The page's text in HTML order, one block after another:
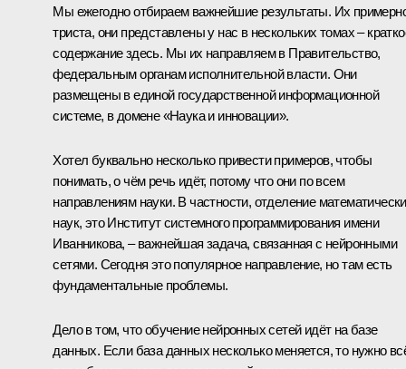
Мы ежегодно отбираем важнейшие результаты. Их
триста, они представлены у нас в нескольких томах –
содержание здесь. Мы их направляем в Правительство,
федеральным органам исполнительной власти. Они
размещены в единой государственной информационной
системе, в домене «Наука и инновации».
Хотел буквально несколько привести примеров, чтобы
понимать, о чём речь идёт, потому что они по всем
направлениям науки. В частности, отделение
наук, это Институт системного программирования имени
Иванникова, – важнейшая задача, связанная с нейронными
сетями. Сегодня это популярное направление, но там есть
фундаментальные проблемы.
Дело в том, что обучение нейронных сетей идёт на базе
данных. Если база данных несколько меняется, то нужно